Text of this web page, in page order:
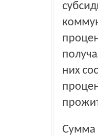
них
Сумма начисленных населению субсидий на оплату